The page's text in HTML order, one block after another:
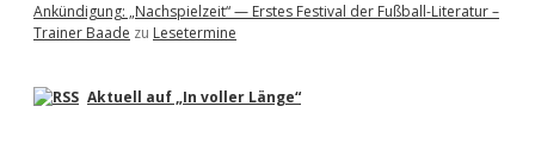
Ankündigung: „Nachspielzeit“ — Erstes Festival der Fußball-Literatur –
Trainer Baade zu Lesetermine
Aktuell auf „In voller Länge“